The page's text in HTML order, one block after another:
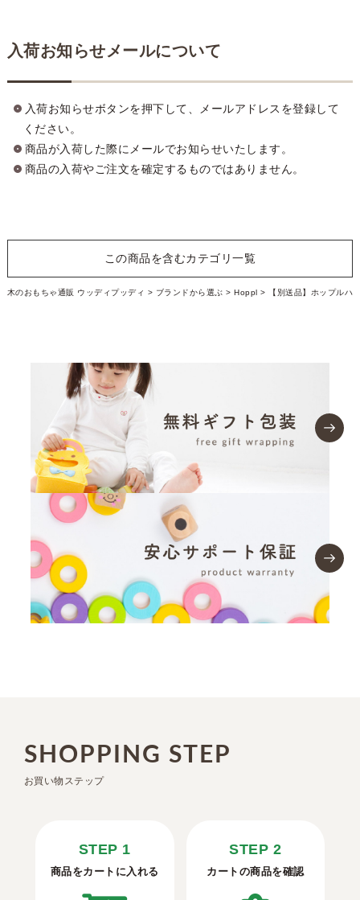
入荷お知らせメールについて
入荷お知らせボタンを押下して、メールアドレスを登録して
ください。
商品が入荷した際にメールでお知らせいたします。
商品の入荷やご注文を確定するものではありません。
この商品を含むカテゴリ一覧
木のおもちゃ通販 ウッディプッディ ブランドから選ぶ Hoppl 【別送品】ホップル
SHOPPING STEP
お買い物ステップ
STEP 1
商品をカートに入れる
STEP 2
カートの商品を確認